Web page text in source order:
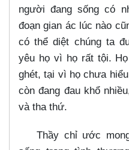
người đang sống có
đoạn gian ác lúc nào
có thể diệt chúng ta
yêu họ vì họ rất tội.
ghét, tại vì họ chưa
còn đang đau khổ
và tha thứ.
Thầy chỉ ước